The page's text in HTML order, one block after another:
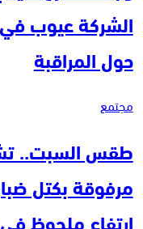
الشركة عيوب
حول المراقبة
مجتمع
طقس السبت..
مرفوقة بكتل
ارتفاع ملحوظ